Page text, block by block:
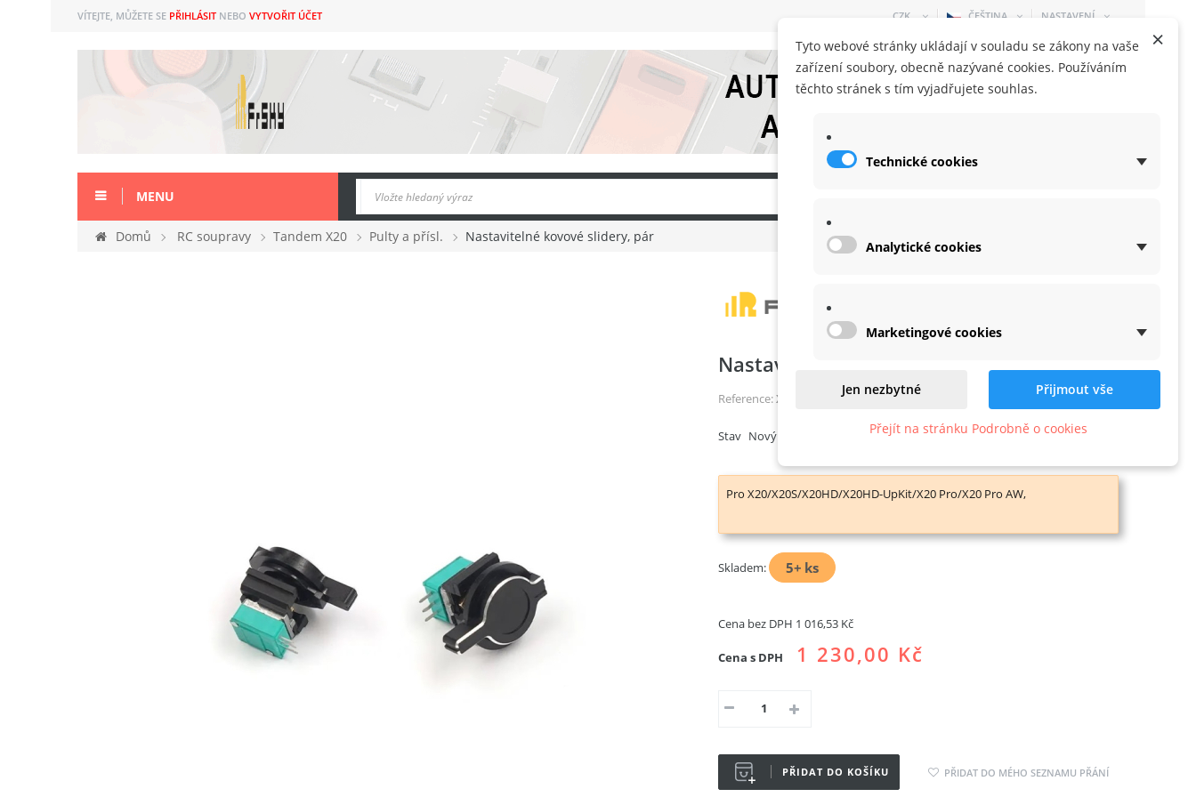
VÍTEJTE, MŮŽETE SE PŘIHLÁSIT NEBO VYTVOŘIT ÚČET NASTAVENÍ
ČEŠTINA
CZK
MENU
Domů RC soupravy Tandem X20 Pulty a přísl. Nastavitelné kovové slidery, pár
Nastavitelné kovové slidery, pár
Reference:X20-Aslid
Stav Nový produkt
Pro X20/X20S/X20HD/X20HD-UpKit/X20 Pro/X20 Pro AW,
Skladem: 5+ ks
Cena bez DPH 1 016,53 Kč
Cena s DPH 1 230,00 Kč
PŘIDAT DO KOŠÍKU PŘIDAT DO MÉHO SEZNAMU PŘÁNÍ
×
Tyto webové stránky ukládají v souladu se zákony na vaše
zařízení soubory, obecně nazývané cookies. Používáním
těchto stránek s tím vyjadřujete souhlas.
Technické cookies
Analytické cookies
Marketingové cookies
Jen nezbytné Přijmout vše
Přejít na stránku Podrobně o cookies